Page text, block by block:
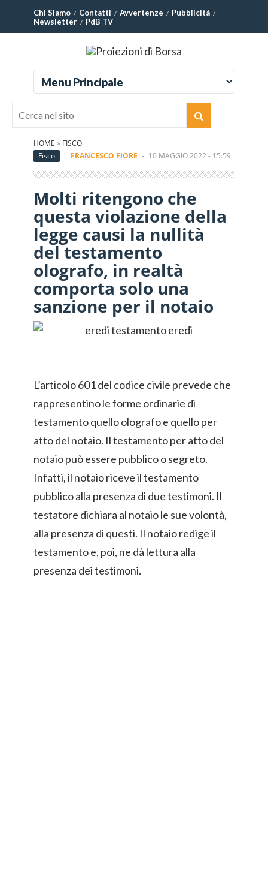
Chi Siamo Contatti Avvertenze
Pubblicità
Newsletter
PdB TV
HOME » FISCO
Fisco
FRANCESCO FIORE - 10 MAGGIO 2022 - 15:59
Molti ritengono che
questa violazione della
legge causi la nullità
del testamento
olografo, in realtà
comporta solo una
sanzione per il notaio
L’articolo 601 del codice civile prevede che
rappresentino le forme ordinarie di
testamento quello olografo e quello per
atto del notaio. Il testamento per atto del
notaio può essere pubblico o segreto.
Infatti, il notaio riceve il testamento
pubblico alla presenza di due testimoni. Il
testatore dichiara al notaio le sue volontà,
alla presenza di questi. Il notaio redige il
testamento e, poi, ne dà lettura alla
presenza dei testimoni.